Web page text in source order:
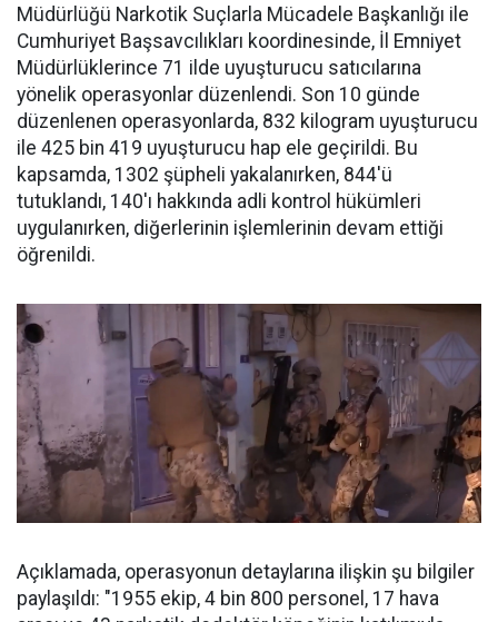
Müdürlüğü Narkotik Suçlarla Mücadele Başkanlığı ile
Cumhuriyet Başsavcılıkları koordinesinde, İl Emniyet
Müdürlüklerince 71 ilde uyuşturucu satıcılarına
yönelik operasyonlar düzenlendi. Son 10 günde
düzenlenen operasyonlarda, 832 kilogram uyuşturucu
ile 425 bin 419 uyuşturucu hap ele geçirildi. Bu
kapsamda, 1302 şüpheli yakalanırken, 844'ü
tutuklandı, 140'ı hakkında adli kontrol hükümleri
uygulanırken, diğerlerinin işlemlerinin devam ettiği
öğrenildi.
Açıklamada, operasyonun detaylarına ilişkin şu bilgiler
paylaşıldı: "1955 ekip, 4 bin 800 personel, 17 hava